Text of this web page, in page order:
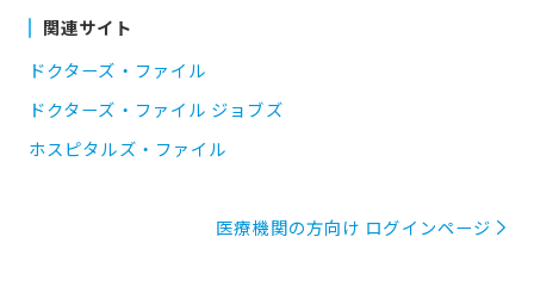
関連サイト
ドクターズ・ファイル
ドクターズ・ファイル ジョブズ
ホスピタルズ・ファイル
医療機関の方向け ログインページ